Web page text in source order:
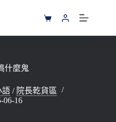
購
物
什麼鬼
語 / 院長乾貨區
06-16